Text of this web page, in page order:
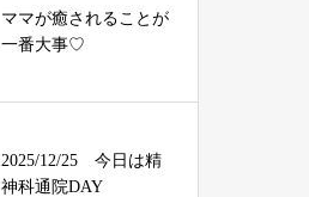
ママが癒されることが
一番大事♡
2025/12/25 今日は精
神科通院DAY